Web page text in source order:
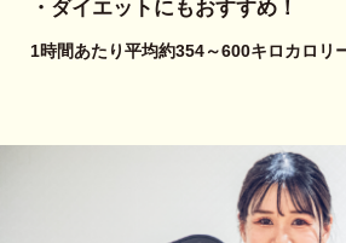
・ダイエットにもおすすめ！
1時間あたり平均約354～600キロカロリ